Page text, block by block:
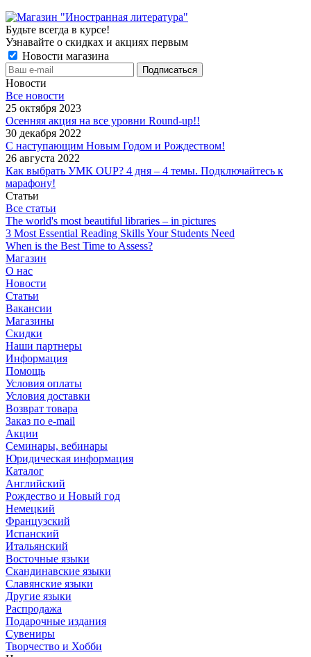
Будьте всегда в курсе!
Узнавайте о скидках и акциях первым
Новости магазина
Новости
Все новости
25 октября 2023
Осенняя акция на все уровни Round-up!!
30 декабря 2022
С наступающим Новым Годом и Рождеством!
26 августа 2022
Как выбрать УМК OUP? 4 дня – 4 темы. Подключайтесь к
марафону!
Статьи
Все статьи
The world's most beautiful libraries – in pictures
3 Most Essential Reading Skills Your Students Need
When is the Best Time to Assess?
Магазин
О нас
Новости
Статьи
Вакансии
Магазины
Скидки
Наши партнеры
Информация
Помощь
Условия оплаты
Условия доставки
Возврат товара
Заказ по e-mail
Акции
Семинары, вебинары
Юридическая информация
Каталог
Английский
Рождество и Новый год
Немецкий
Французский
Испанский
Итальянский
Восточные языки
Скандинавские языки
Славянские языки
Другие языки
Распродажа
Подарочные издания
Сувениры
Творчество и Хобби